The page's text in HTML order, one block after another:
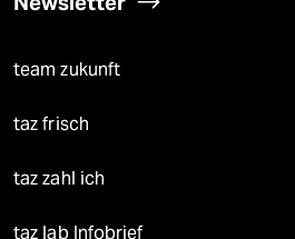
team zukunft
taz frisch
taz zahl ich
taz lab Infobrief